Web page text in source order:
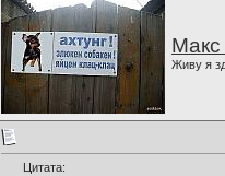
Макс
Живу я
Цитата: